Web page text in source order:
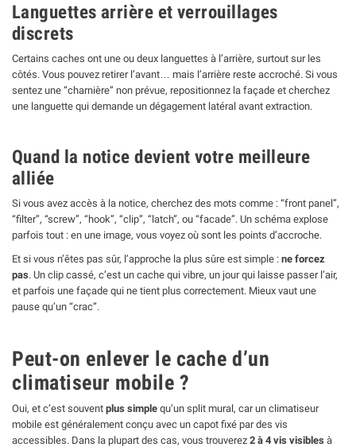
Languettes arrière et verrouillages
discrets
Certains caches ont une ou deux languettes à l’arrière, surtout sur les
côtés. Vous pouvez retirer l’avant… mais l’arrière reste accroché. Si vous
sentez une “charnière” non prévue, repositionnez la façade et cherchez
une languette qui demande un dégagement latéral avant extraction.
Quand la notice devient votre meilleure
alliée
Si vous avez accès à la notice, cherchez des mots comme : “front panel”,
“filter”, “screw”, “hook”, “clip”, “latch”, ou “facade”. Un schéma explose
parfois tout : en une image, vous voyez où sont les points d’accroche.
Et si vous n’êtes pas sûr, l’approche la plus sûre est simple : ne forcez
pas. Un clip cassé, c’est un cache qui vibre, un jour qui laisse passer l’air,
et parfois une façade qui ne tient plus correctement. Mieux vaut une
pause qu’un “crac”.
Peut-on enlever le cache d’un
climatiseur mobile ?
Oui, et c’est souvent plus simple qu’un split mural, car un climatiseur
mobile est généralement conçu avec un capot fixé par des vis
accessibles. Dans la plupart des cas, vous trouverez 2 à 4 vis visibles à